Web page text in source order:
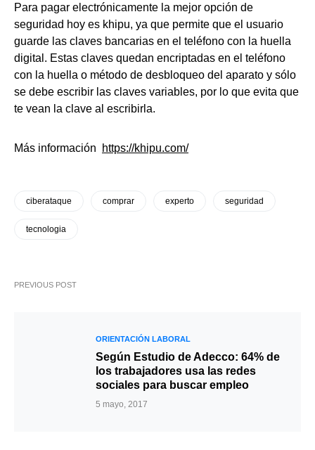
Para pagar electrónicamente la mejor opción de
seguridad hoy es khipu, ya que permite que el usuario
guarde las claves bancarias en el teléfono con la huella
digital. Estas claves quedan encriptadas en el teléfono
con la huella o método de desbloqueo del aparato y sólo
se debe escribir las claves variables, por lo que evita que
te vean la clave al escribirla.
Más información https://khipu.com/
ciberataque comprar experto seguridad
tecnologia
PREVIOUS POST
ORIENTACIÓN LABORAL
Según Estudio de Adecco: 64% de
los trabajadores usa las redes
sociales para buscar empleo
5 mayo, 2017